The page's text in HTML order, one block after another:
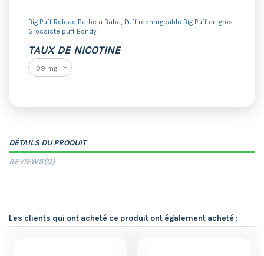
Big Puff Reload Barbe à Baba, Puff rechargeable Big Puff en gros.
Grossiste puff Bondy
TAUX DE NICOTINE
DÉTAILS DU PRODUIT
REVIEWS(0)
Les clients qui ont acheté ce produit ont également acheté :